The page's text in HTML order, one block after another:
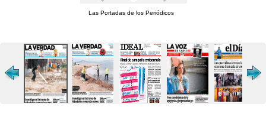
Las Portadas de los Periódicos